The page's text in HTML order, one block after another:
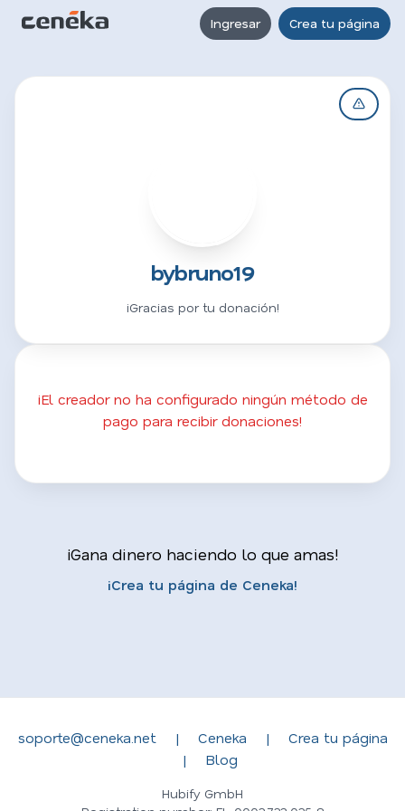
Ingresar Crea tu página
bybruno19
¡Gracias por tu donación!
¡El creador no ha configurado ningún método de
pago para recibir donaciones!
¡Gana dinero haciendo lo que amas!
¡Crea tu página de Ceneka!
soporte@ceneka.net | Ceneka |
Crea tu página
|
Blog
Hubify GmbH